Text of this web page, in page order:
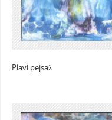
Plavi pejsaž